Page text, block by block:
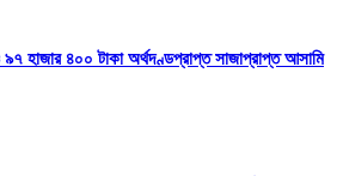
হাজার ৪০০ টাকা অর্থদণ্ডপ্রাপ্ত সাজাপ্রাপ্ত আসামি